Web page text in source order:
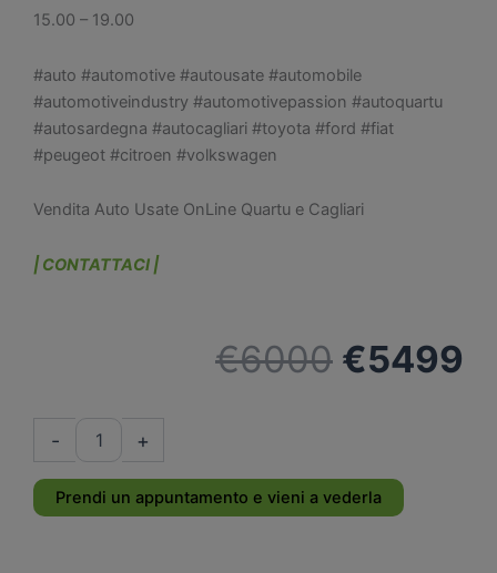
15.00 – 19.00
#auto #automotive #autousate #automobile
#automotiveindustry #automotivepassion #autoquartu
#autosardegna #autocagliari #toyota #ford #fiat
#peugeot #citroen #volkswagen
Vendita Auto Usate OnLine Quartu e Cagliari
| CONTATTACI |
€6000 Il
originale
€5499
-
i-
VTec
+
Prendi un appuntamento e vieni a vederla